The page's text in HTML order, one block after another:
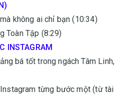
không ai chỉ bạn (10:34)
Toàn Tập (8:29)
INSTAGRAM
bá tốt trong ngách Tâm Linh,
từng bước một (từ tài